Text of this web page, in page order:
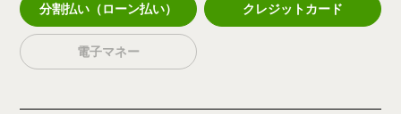
分割払い（ローン払い） クレジットカード
電子マネー